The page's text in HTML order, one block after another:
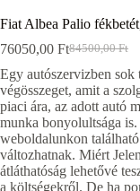
Fiat Albea Palio
84500,00Ft
Original
price
was:
84500,00 Ft.
76050,00 FtCurrent
price
is:
76050,00 Ft.
Egy autószervizben sok
végösszeget, amit a
piaci ára, az adott autó
munka bonyolultsága
weboldalunkon
változhatnak. Miért
átláthatóság lehetővé
a költségekről. De ha